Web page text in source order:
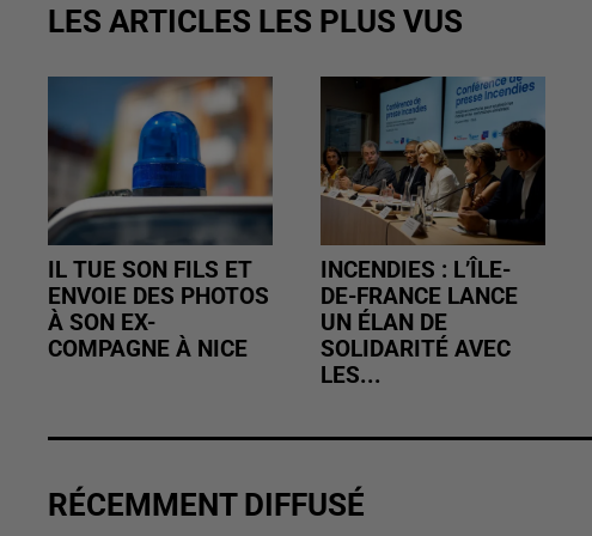
LES ARTICLES LES PLUS VUS
IL TUE SON FILS ET
ENVOIE DES PHOTOS
À SON EX-
COMPAGNE À NICE
INCENDIES : L’ÎLE-
DE-FRANCE LANCE
UN ÉLAN DE
SOLIDARITÉ AVEC
LES...
RÉCEMMENT DIFFUSÉ